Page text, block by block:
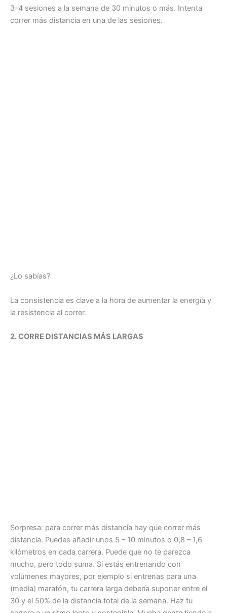
3-4 sesiones a la semana de 30 minutos o más. Intenta
correr más distancia en una de las sesiones.
¿Lo sabías?
La consistencia es clave a la hora de aumentar la energía y
la resistencia al correr.
2. CORRE DISTANCIAS MÁS LARGAS
Sorpresa: para correr más distancia hay que correr más
distancia. Puedes añadir unos 5 – 10 minutos o 0,8 – 1,6
kilómetros en cada carrera. Puede que no te parezca
mucho, pero todo suma. Si estás entrenando con
volúmenes mayores, por ejemplo si entrenas para una
(media) maratón, tu carrera larga debería suponer entre el
30 y el 50% de la distancia total de la semana. Haz tu